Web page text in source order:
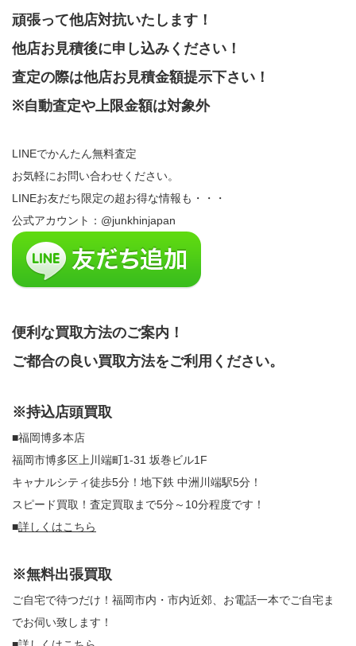
頑張って他店対抗いたします！
他店お見積後に申し込みください！
査定の際は他店お見積金額提示下さい！
※自動査定や上限金額は対象外
LINEでかんたん無料査定
お気軽にお問い合わせください。
LINEお友だち限定の超お得な情報も・・・
公式アカウント：@junkhinjapan
便利な買取方法のご案内！
ご都合の良い買取方法をご利用ください。
※持込店頭買取
■福岡博多本店
福岡市博多区上川端町1-31 坂巻ビル1F
キャナルシティ徒歩5分！地下鉄 中洲川端駅5分！
スピード買取！査定買取まで5分～10分程度です！
■詳しくはこちら
※無料出張買取
ご自宅で待つだけ！福岡市内・市内近郊、お電話一本でご自宅ま
でお伺い致します！